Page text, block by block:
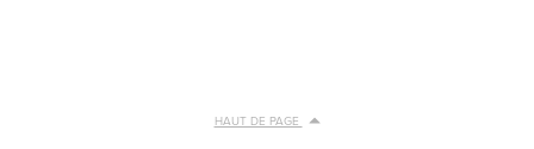
HAUT DE PAGE